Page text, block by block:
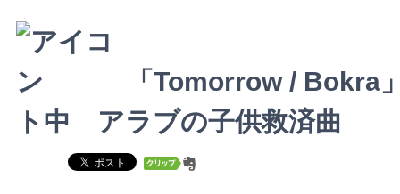
「Tomorrow /
ト中 アラブの子供救済曲